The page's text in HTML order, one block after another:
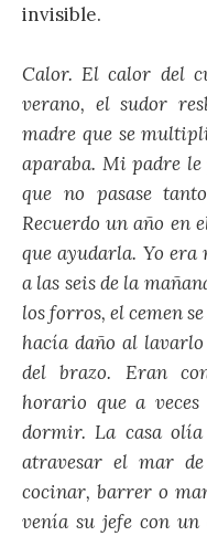
invisible.
Calor. El calor del
verano, el sudor
madre que se
aparaba. Mi padre
que no pasase
Recuerdo un año en
que ayudarla. Yo era
a las seis de la
los forros, el cemen
hacía daño al
del brazo. Eran
horario que a
dormir. La casa
atravesar el mar
cocinar, barrer o
venía su jefe con un